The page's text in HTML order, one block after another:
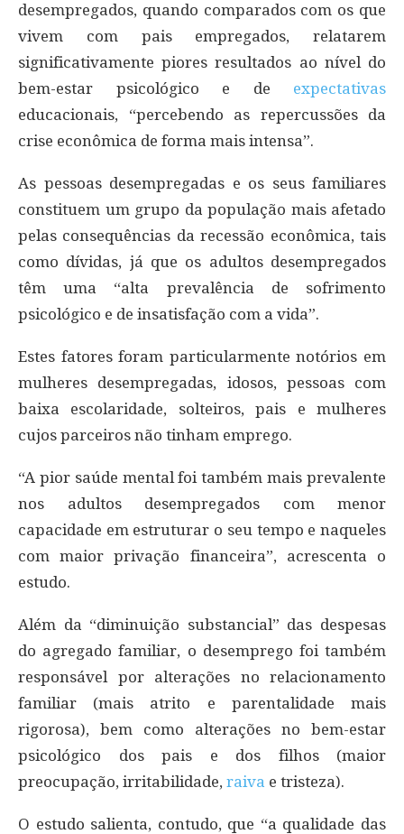
desempregados, quando comparados com os que
vivem com pais empregados, relatarem
significativamente piores resultados ao nível do
bem-estar psicológico e de expectativas
educacionais, “percebendo as repercussões da
crise econômica de forma mais intensa”.
As pessoas desempregadas e os seus familiares
constituem um grupo da população mais afetado
pelas consequências da recessão econômica, tais
como dívidas, já que os adultos desempregados
têm uma “alta prevalência de sofrimento
psicológico e de insatisfação com a vida”.
Estes fatores foram particularmente notórios em
mulheres desempregadas, idosos, pessoas com
baixa escolaridade, solteiros, pais e mulheres
cujos parceiros não tinham emprego.
“A pior saúde mental foi também mais prevalente
nos adultos desempregados com menor
capacidade em estruturar o seu tempo e naqueles
com maior privação financeira”, acrescenta o
estudo.
Além da “diminuição substancial” das despesas
do agregado familiar, o desemprego foi também
responsável por alterações no relacionamento
familiar (mais atrito e parentalidade mais
rigorosa), bem como alterações no bem-estar
psicológico dos pais e dos filhos (maior
preocupação, irritabilidade, raiva e tristeza).
O estudo salienta, contudo, que “a qualidade das